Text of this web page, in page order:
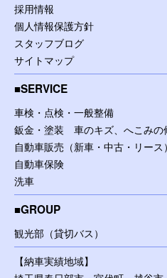
採用情報
個人情報保護方針
スタッフブログ
サイトマップ
SERVICE
車検・点検・一般整備
鈑金・塗装 車のキズ、へこみの
自動車販売（新車・中古・リース）
自動車保険
洗車
GROUP
観光部（貸切バス）
【納車実績地域】